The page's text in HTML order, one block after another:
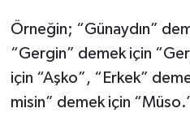
Örneğin; “Günaydın”
“Gergin” demek için
için “Aşko”, “Erkek”
misin” demek için